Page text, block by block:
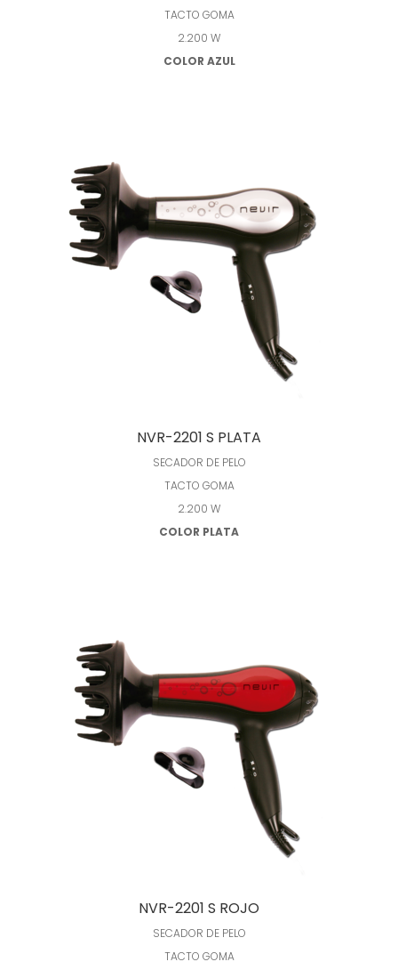
TACTO GOMA
2.200 W
COLOR AZUL
NVR-2201 S PLATA
SECADOR DE PELO
TACTO GOMA
2.200 W
COLOR PLATA
NVR-2201 S ROJO
SECADOR DE PELO
TACTO GOMA